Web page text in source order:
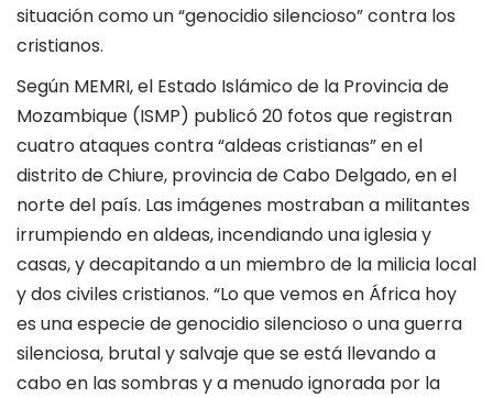
situación como un “genocidio silencioso” contra los
cristianos.
Según MEMRI, el Estado Islámico de la Provincia de
Mozambique (ISMP) publicó 20 fotos que registran
cuatro ataques contra “aldeas cristianas” en el
distrito de Chiure, provincia de Cabo Delgado, en el
norte del país. Las imágenes mostraban a militantes
irrumpiendo en aldeas, incendiando una iglesia y
casas, y decapitando a un miembro de la milicia local
y dos civiles cristianos. “Lo que vemos en África hoy
es una especie de genocidio silencioso o una guerra
silenciosa, brutal y salvaje que se está llevando a
cabo en las sombras y a menudo ignorada por la